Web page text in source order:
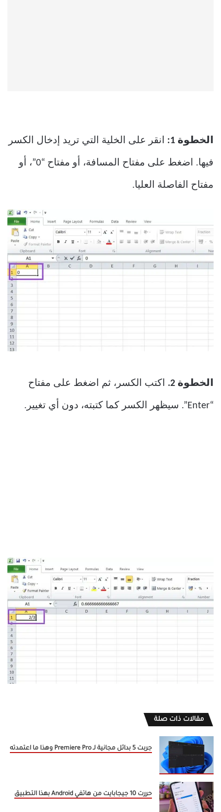
الخطوة 1: انقر على الخلية التي تريد إدخال الكسر
فيها. اضغط على مفتاح المسافة، أو مفتاح “0”، أو
مفتاح الفاصلة العليا.
الخطوة 2. اكتب الكسر، ثم اضغط على مفتاح
“Enter”. سيظهر الكسر كما كتبته، دون أي تغيير.
مقالات ذات صلة
جربت 5 بدائل مجانية لـ Premiere Pro وهذا ما اعتمدته
حررت 10 جيجابايت من هاتفي Android بهذا التطبيق